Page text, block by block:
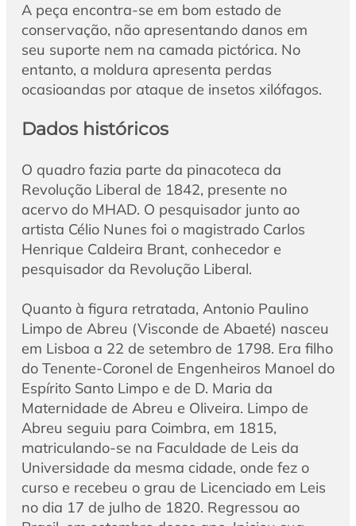
A peça encontra-se em bom estado de
conservação, não apresentando danos em
seu suporte nem na camada pictórica. No
entanto, a moldura apresenta perdas
ocasioandas por ataque de insetos xilófagos.
Dados históricos
O quadro fazia parte da pinacoteca da
Revolução Liberal de 1842, presente no
acervo do MHAD. O pesquisador junto ao
artista Célio Nunes foi o magistrado Carlos
Henrique Caldeira Brant, conhecedor e
pesquisador da Revolução Liberal.
Quanto à figura retratada, Antonio Paulino
Limpo de Abreu (Visconde de Abaeté) nasceu
em Lisboa a 22 de setembro de 1798. Era filho
do Tenente-Coronel de Engenheiros Manoel do
Espírito Santo Limpo e de D. Maria da
Maternidade de Abreu e Oliveira. Limpo de
Abreu seguiu para Coimbra, em 1815,
matriculando-se na Faculdade de Leis da
Universidade da mesma cidade, onde fez o
curso e recebeu o grau de Licenciado em Leis
no dia 17 de julho de 1820. Regressou ao